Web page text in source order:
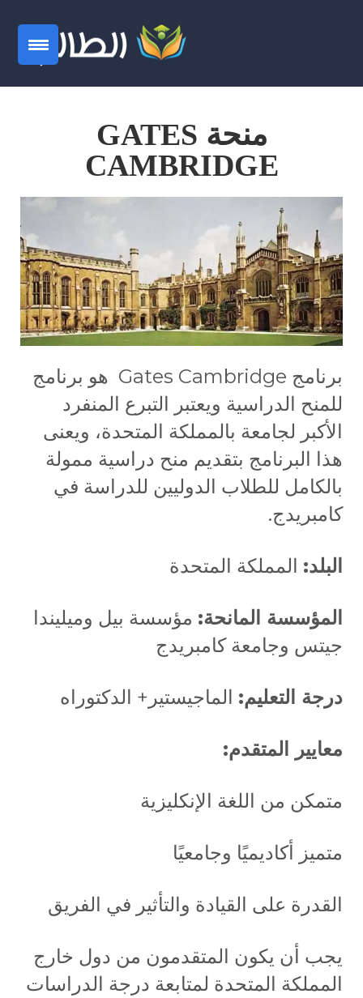
منحة GATES
CAMBRIDGE
برنامج Gates Cambridge هو برنامج
للمنح الدراسية ويعتبر التبرع المنفرد
الأكبر لجامعة بالمملكة المتحدة، ويعنى
هذا البرنامج بتقديم منح دراسية ممولة
بالكامل للطلاب الدوليين للدراسة في
كامبريدج.
البلد: المملكة المتحدة
المؤسسة المانحة: مؤسسة بيل وميليندا
جيتس وجامعة كامبريدج
درجة التعليم: الماجيستير+ الدكتوراه
معايير المتقدم:
متمكن من اللغة الإنكليزية
متميز أكاديميًا وجامعيًا
القدرة على القيادة والتأثير في الفريق
يجب أن يكون المتقدمون من دول خارج
المملكة المتحدة لمتابعة درجة الدراسات